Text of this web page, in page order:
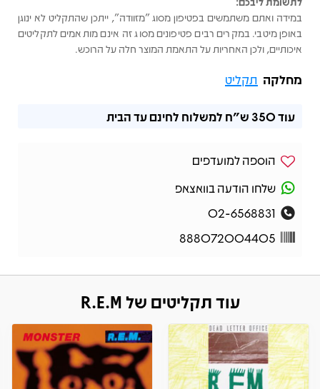
במידה ואתם משתמשים בפטיפון מסוג "מזוודה", ייתכן שהתקליט לא ינוגן
באופן מיטבי. במקרים רבים פטיפונים מסוג זה אינם מותאמים לתקליטים
איכותיים, ולכן האחריות על התאמת המוצר חלה על הרוכש.
מחלקה תקליט
עוד350 ש"ח למשלוח לחינם עד הבית
הוספה למועדפים
שלחו הודעה בוואצאפ
02-6568831
888072004405
עוד תקליטים של R.E.M